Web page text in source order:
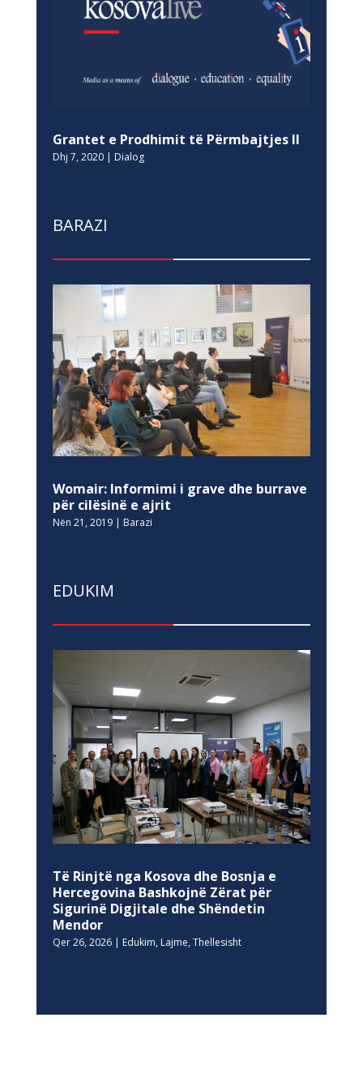
Grantet e Prodhimit të Përmbajtjes II
Dhj 7, 2020| Dialog
BARAZI
Womair: Informimi i grave dhe burrave
për cilësinë e ajrit
Nën 21, 2019| Barazi
EDUKIM
Të Rinjtë nga Kosova dhe Bosnja e
Hercegovina Bashkojnë Zërat për
Sigurinë Digjitale dhe Shëndetin
Mendor
Qer 26, 2026| Edukim, Lajme, Thellesisht